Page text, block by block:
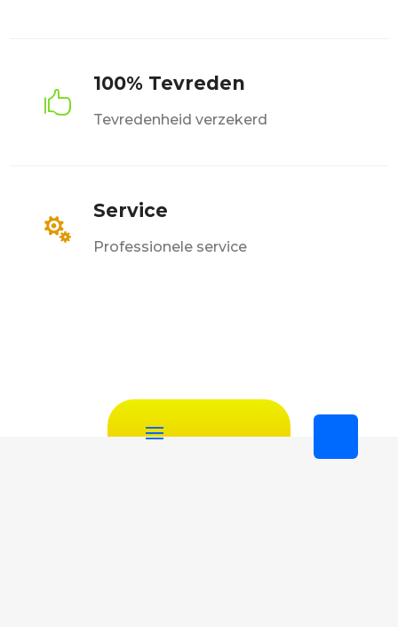

100% Tevreden
Tevredenheid verzekerd

Service
Professionele service